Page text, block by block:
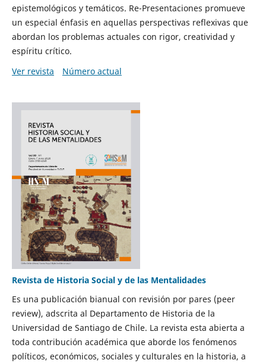
epistemológicos y temáticos. Re-Presentaciones promueve
un especial énfasis en aquellas perspectivas reflexivas que
abordan los problemas actuales con rigor, creatividad y
espíritu crítico.
Ver revista
Número actual
Revista de Historia Social y de las Mentalidades
Es una publicación bianual con revisión por pares (peer
review), adscrita al Departamento de Historia de la
Universidad de Santiago de Chile. La revista esta abierta a
toda contribución académica que aborde los fenómenos
políticos, económicos, sociales y culturales en la historia, a